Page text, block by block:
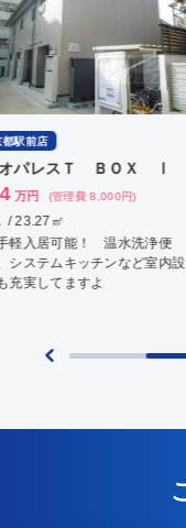
京都駅前店
富家マンション
4.75 万円 (管理費 2,500円)
2Ｋ / 30㎡
公園近くです！ 最近のマ
ンになじめない方、広めが
の方にオススメ。